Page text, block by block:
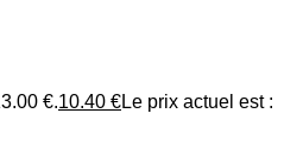
€.10.40 €Le prix actuel est :